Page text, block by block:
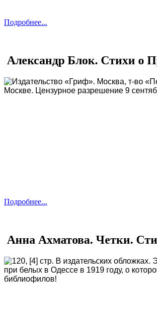
Подробнее...
Александр Блок. Стихи о
Издательство «Гриф». Москва, т-во
Москве. Цензурное разрешение 9
Подробнее...
Анна Ахматова. Четки.
120, [4] стр. В издательских
при белых в Одессе в 1919 году, о
библиофилов!